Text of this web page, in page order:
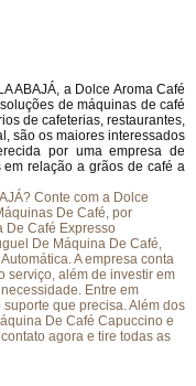
ABAJÁ, a Dolce Aroma Café
de máquinas de café
de cafeterias, restaurantes,
são os maiores interessados
por uma empresa de
relação a grãos de café a
Conte com a Dolce
De Café, por
De Café Expresso
De Máquina De Café,
A empresa conta
serviço, além de investir em
Entre em
que precisa. Além dos
De Café Capuccino e
agora e tire todas as